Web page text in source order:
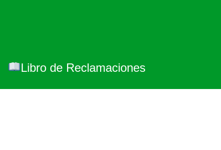
Libro de Reclamaciones